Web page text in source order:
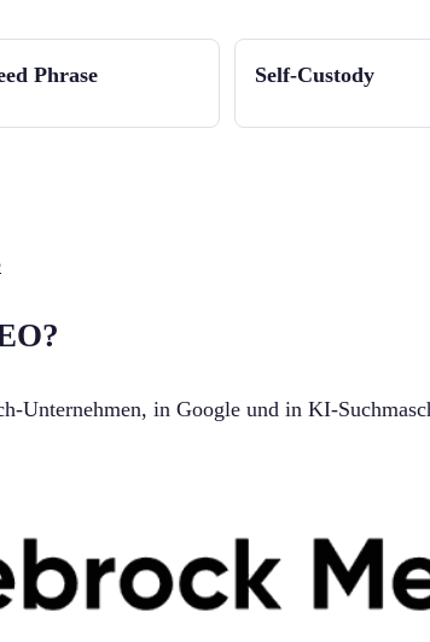
Phrase Self-Custody
Unternehmen, in Google und in KI-